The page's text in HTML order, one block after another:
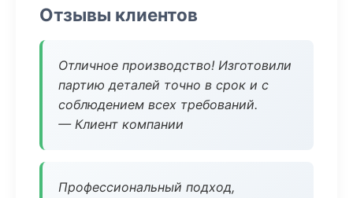
Отзывы клиентов
Отличное производство! Изготовили
партию деталей точно в срок и с
соблюдением всех требований.
— Клиент компании
Профессиональный подход,